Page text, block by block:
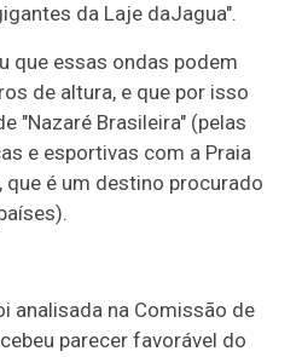
da Laje daJagua".
que essas ondas podem
de altura, e que por isso
"Nazaré Brasileira" (pelas
e esportivas com a Praia
que é um destino procurado
analisada na Comissão de
parecer favorável do